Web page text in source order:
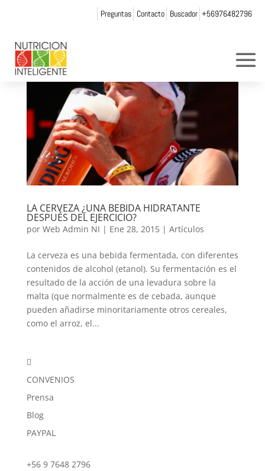
Preguntas Contacto Buscador +56976482796
LA CERVEZA ¿UNA BEBIDA HIDRATANTE
DESPUÉS DEL EJERCICIO?
por Web Admin NI | Ene 28, 2015| Artículos
La cerveza es una bebida fermentada, con diferentes
contenidos de alcohol (etanol). Su fermentación es el
resultado de la acción de una levadura sobre la
malta (que normalmente es de cebada, aunque
pueden añadirse minoritariamente otros cereales,
como el arroz, el...

CONVENIOS
Prensa
Blog
PAYPAL
+56 9 7648 2796